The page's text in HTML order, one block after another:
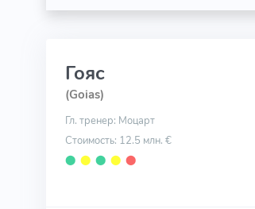
Гояс
(Goias)
Гл. тренер: Моцарт
Стоимость: 12.5 млн. €
⬤ ⬤ ⬤ ⬤ ⬤